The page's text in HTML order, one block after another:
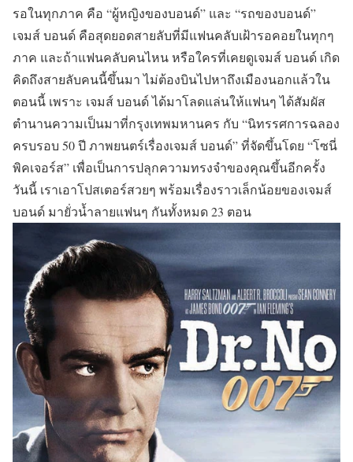
รอในทุกภาค คือ “ผู้หญิงของบอนด์” และ “รถของบอนด์”
เจมส์ บอนด์ คือสุดยอดสายลับที่มีแฟนคลับเฝ้ารอคอยในทุกๆ
ภาค และถ้าแฟนคลับคนไหน หรือใครที่เคยดูเจมส์ บอนด์ เกิด
คิดถึงสายลับคนนี้ขึ้นมา ไม่ต้องบินไปหาถึงเมืองนอกแล้วใน
ตอนนี้ เพราะ เจมส์ บอนด์ ได้มาโลดแล่นให้แฟนๆ ได้สัมผัส
ตำนานความเป็นมาที่กรุงเทพมหานคร กับ “นิทรรศการฉลอง
ครบรอบ 50 ปี ภาพยนตร์เรื่องเจมส์ บอนด์” ที่จัดขึ้นโดย “โซนี่
พิคเจอร์ส” เพื่อเป็นการปลุกความทรงจำของคุณขึ้นอีกครั้ง
วันนี้ เราเอาโปสเตอร์สวยๆ พร้อมเรื่องราวเล็กน้อยของเจมส์
บอนด์ มายั่วน้ำลายแฟนๆ กันทั้งหมด 23 ตอน